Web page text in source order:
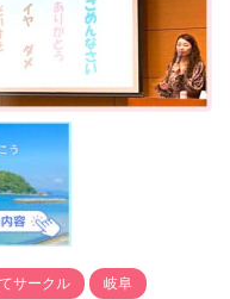
くような働きかけがで
るようにオンラインで
催がスタートしまし
離乳食のこと、保育
びのことなどを質問
く現役保育士や子育
験者からのアドバイ
お伝えしています。
て支 ...
サークル 岐阜